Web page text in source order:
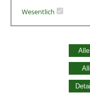
Wesentlich
Widerrufsbelehrung
Vertrag widerrufen
Datenschutzerklärung
Zahlung und Versand
Batterieentsorgung